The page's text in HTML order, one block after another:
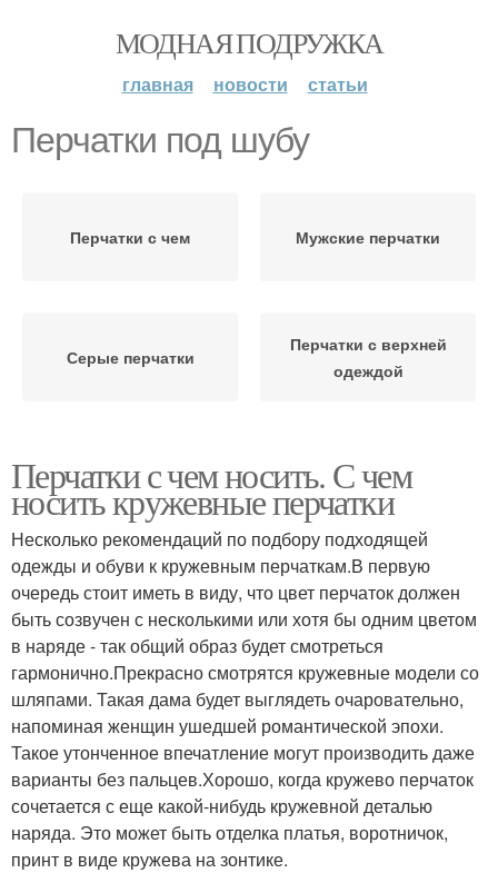
МОДНАЯ ПОДРУЖКА
главная новости статьи
Перчатки под шубу
Перчатки с чем Мужские перчатки
Серые перчатки
Перчатки с верхней
одеждой
Перчатки с чем носить. С чем
носить кружевные перчатки
Несколько рекомендаций по подбору подходящей
одежды и обуви к кружевным перчаткам.В первую
очередь стоит иметь в виду, что цвет перчаток должен
быть созвучен с несколькими или хотя бы одним цветом
в наряде - так общий образ будет смотреться
гармонично.Прекрасно смотрятся кружевные модели со
шляпами. Такая дама будет выглядеть очаровательно,
напоминая женщин ушедшей романтической эпохи.
Такое утонченное впечатление могут производить даже
варианты без пальцев.Хорошо, когда кружево перчаток
сочетается с еще какой-нибудь кружевной деталью
наряда. Это может быть отделка платья, воротничок,
принт в виде кружева на зонтике.